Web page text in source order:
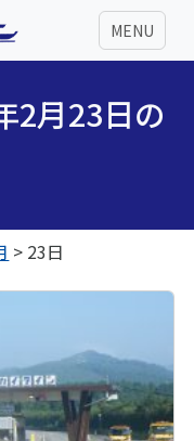
MENU
2月23日の
> 23日